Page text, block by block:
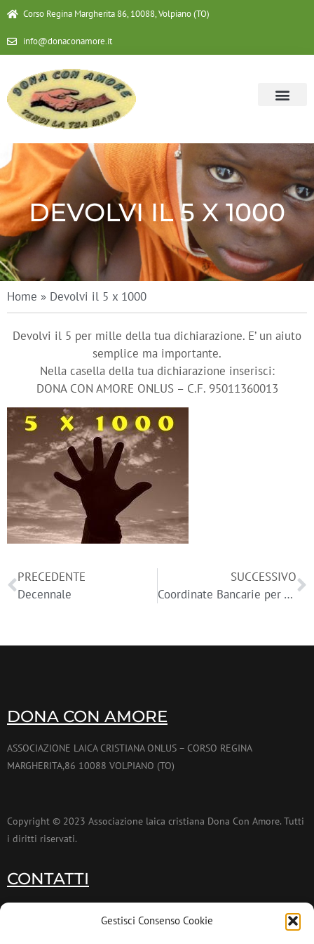
Gestisci Consenso Cookie
Corso Regina Margherita 86, 10088, Volpiano (TO)
info@donaconamore.it
DEVOLVI IL 5 X 1000
Home » Devolvi il 5 x 1000
Devolvi il 5 per mille della tua dichiarazione. E’ un aiuto
semplice ma importante.
Nella casella della tua dichiarazione inserisci:
DONA CON AMORE ONLUS – C.F. 95011360013
PRECEDENTE
Decennale
SUCCESSIVO
Coordinate Bancarie per ADOTTARE o DONARE.
DONA CON AMORE
ASSOCIAZIONE LAICA CRISTIANA ONLUS – CORSO REGINA
MARGHERITA,86 10088 VOLPIANO (TO)
Copyright © 2023 Associazione laica cristiana Dona Con Amore. Tutti
i diritti riservati.
CONTATTI